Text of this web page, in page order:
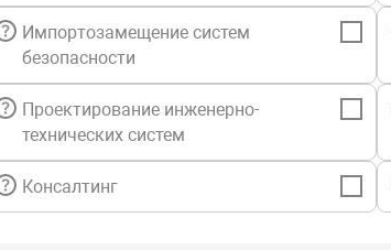
Импортозамещение систем
безопасности
Проектирование инженерно-
технических систем
Консалтинг